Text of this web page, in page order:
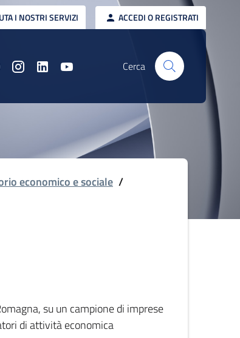
I NOSTRI SERVIZI ACCEDI O REGISTRATI
Cerca
economico e sociale /
su un campione di imprese
di attività economica